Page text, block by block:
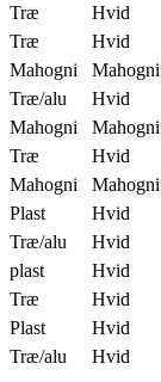
Træ
Hvid
Træ
Hvid
Mahogni
Mahogni
Træ/alu
Hvid
Mahogni
Mahogni
Træ
Hvid
Mahogni
Mahogni
Plast
Hvid
Træ/alu
Hvid
plast
Hvid
Træ
Hvid
Plast
Hvid
Træ/alu Hvid